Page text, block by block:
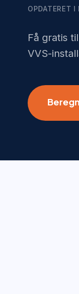
OPDATERET I
Få gratis
VVS-